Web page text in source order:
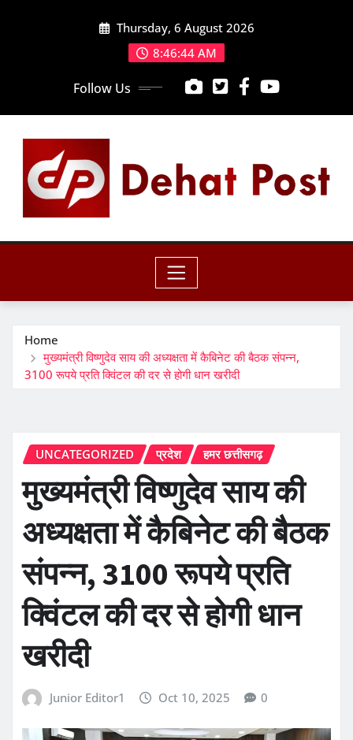
Thursday, 6 August 2026
8:46:46 AM
Follow Us
Home
मुख्यमंत्री विष्णुदेव साय की अध्यक्षता में कैबिनेट की बैठक संपन्न,
3100 रूपये प्रति क्विंटल की दर से होगी धान खरीदी
UNCATEGORIZED प्रदेश हमर छत्तीसगढ़
मुख्यमंत्री विष्णुदेव साय की
अध्यक्षता में कैबिनेट की बैठक
संपन्न, 3100 रूपये प्रति
क्विंटल की दर से होगी धान
खरीदी
Junior Editor1 Oct 10, 2025 0